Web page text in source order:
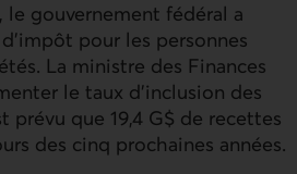
le gouvernement fédéral a
pour les personnes
La ministre des Finances
le taux d’inclusion des
prévu que 19,4 G$ de recettes
des cinq prochaines années.